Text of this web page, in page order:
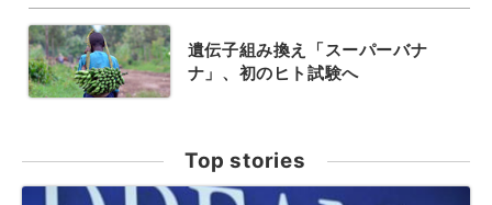
遺伝子組み換え「スーパーバナ
ナ」、初のヒト試験へ
Top stories